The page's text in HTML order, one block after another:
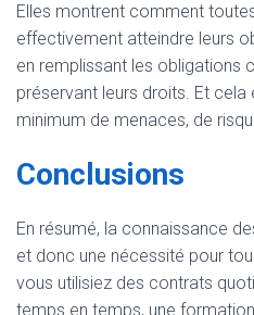
Elles montrent comment
effectivement atteindre leurs
en remplissant les obligations
préservant leurs droits. Et cela
minimum de menaces, de
Conclusions
En résumé, la connaissance
et donc une nécessité pour
vous utilisiez des contrats
temps en temps, une